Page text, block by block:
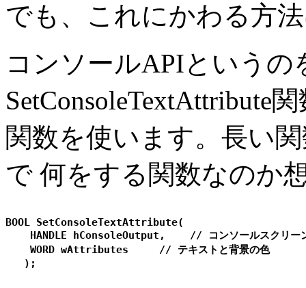
でも、これにかわる方
コンソールAPIというの
SetConsoleTextAttribute
関数を使います。長い
で 何をする関数なのか
BOOL SetConsoleTextAttribute(
HANDLE hConsoleOutput,    // コンソールスクリー
    WORD wAttributes     // テキストと背景の色